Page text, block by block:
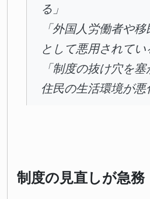
る」
「外国人労働者や
として悪用されてい
「制度の抜け穴を
住民の生活環境が悪
制度の見直しが急務